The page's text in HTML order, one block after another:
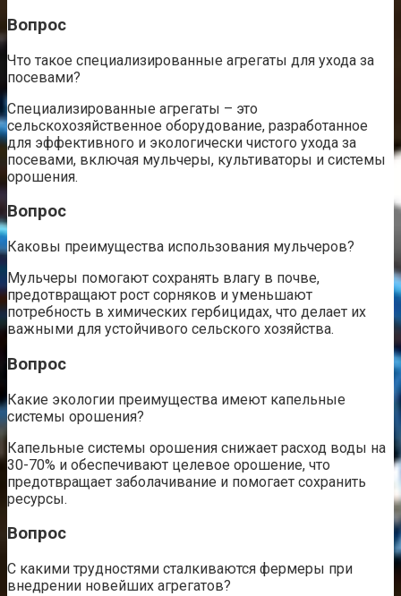
Вопрос
Что такое специализированные агрегаты для ухода за
посевами?
Специализированные агрегаты – это
сельскохозяйственное оборудование, разработанное
для эффективного и экологически чистого ухода за
посевами, включая мульчеры, культиваторы и системы
орошения.
Вопрос
Каковы преимущества использования мульчеров?
Мульчеры помогают сохранять влагу в почве,
предотвращают рост сорняков и уменьшают
потребность в химических гербицидах, что делает их
важными для устойчивого сельского хозяйства.
Вопрос
Какие экологии преимущества имеют капельные
системы орошения?
Капельные системы орошения снижает расход воды на
30-70% и обеспечивают целевое орошение, что
предотвращает заболачивание и помогает сохранить
ресурсы.
Вопрос
С какими трудностями сталкиваются фермеры при
внедрении новейших агрегатов?